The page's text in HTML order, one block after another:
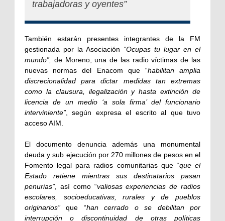
trabajadoras y oyentes”
También estarán presentes integrantes de la FM
gestionada por la Asociación “Ocupas tu lugar en el
mundo”, de Moreno, una de las radio víctimas de las
nuevas normas del Enacom que “habilitan amplia
discrecionalidad para dictar medidas tan extremas
como la clausura, ilegalización y hasta extinción de
licencia de un medio ‘a sola firma’ del funcionario
interviniente”, según expresa el escrito al que tuvo
acceso AIM.
El documento denuncia además una monumental
deuda y sub ejecución por 270 millones de pesos en el
Fomento legal para radios comunitarias que “que el
Estado retiene mientras sus destinatarios pasan
penurias”, así como “valiosas experiencias de radios
escolares, socioeducativas, rurales y de pueblos
originarios”que “han cerrado o se debilitan por
interrupción o discontinuidad de otras políticas